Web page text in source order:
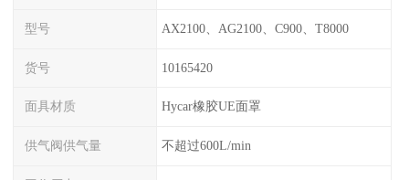
型号 AX2100、AG2100、C900、T8000
货号 10165420
面具材质 Hycar橡胶UE面罩
供气阀供气量 不超过600L/min